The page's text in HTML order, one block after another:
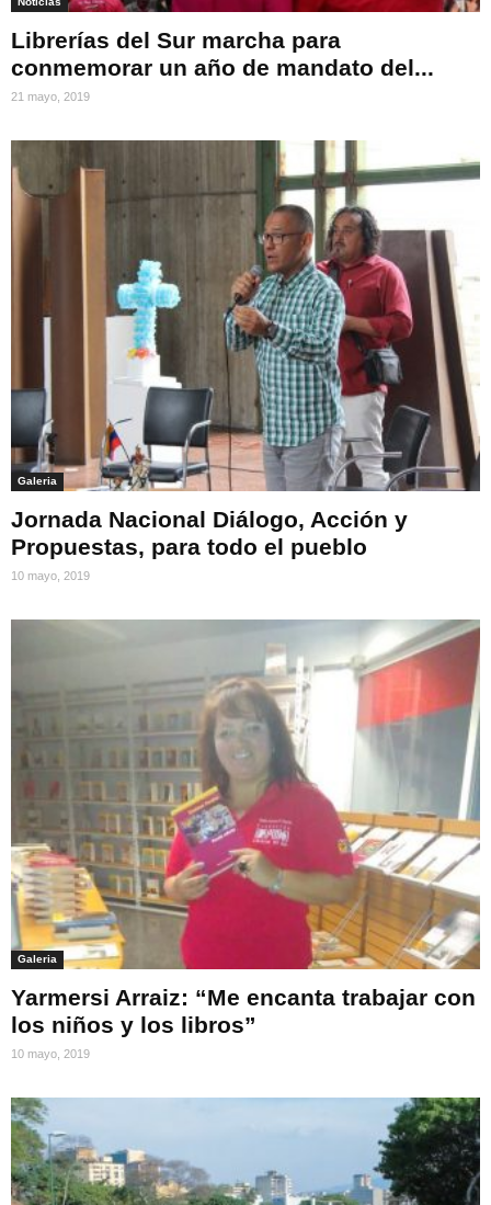
Librerías del Sur marcha para
conmemorar un año de mandato del...
21 mayo, 2019
Galeria
Jornada Nacional Diálogo, Acción y
Propuestas, para todo el pueblo
10 mayo, 2019
Galeria
Yarmersi Arraiz: “Me encanta trabajar con
los niños y los libros”
10 mayo, 2019